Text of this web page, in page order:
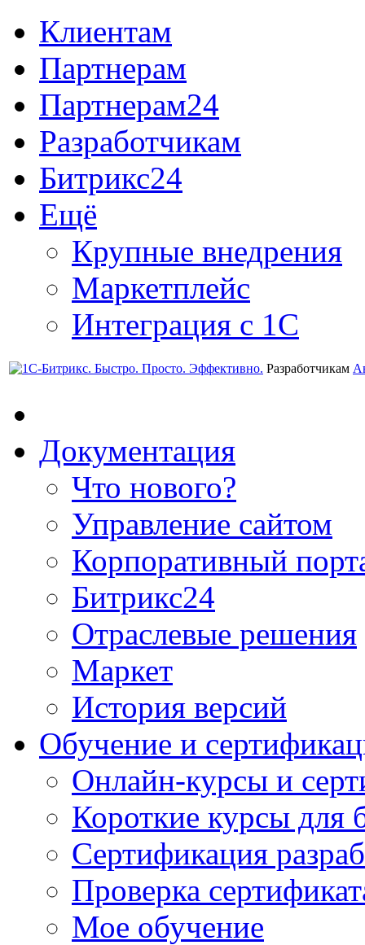
Клиентам
Партнерам
Партнерам24
Разработчикам
Битрикс24
Ещё
Крупные внедрения
Маркетплейс
Интеграция с 1С
Разработчикам
Документация
Что нового?
Управление сайтом
Корпоративный
Битрикс24
Отраслевые решения
Маркет
История версий
Обучение и
Онлайн-курсы и
Короткие курсы для
Сертификация
Проверка
Мое обучение